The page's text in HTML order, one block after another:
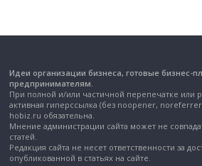
Идеи организации бизнеса, готовые бизнес-
предпринимателям.
При полной и/или частичной перепечатке или
активная гиперссылка (без noopener,
hobiz.ru обязательна.
Мнение администрации сайта может не
статей.
Редакция сайта не несет ответственности за
опубликованной в статьях на сайте.